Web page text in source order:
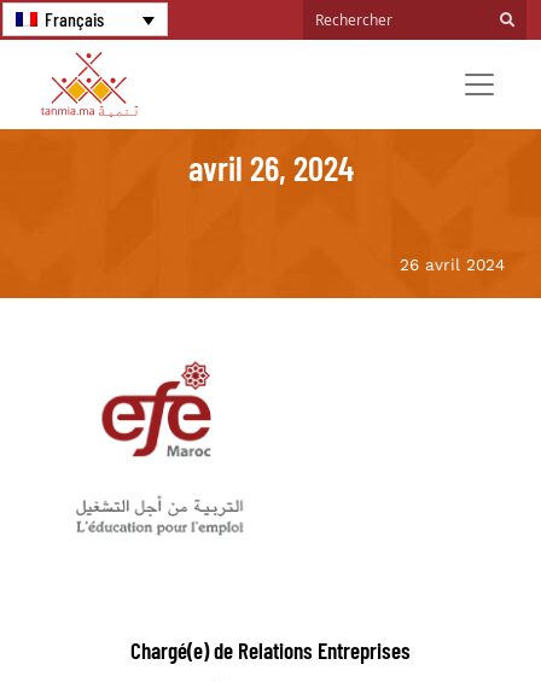
Français
avril 26, 2024
26 avril 2024
Chargé(e) de Relations Entreprises